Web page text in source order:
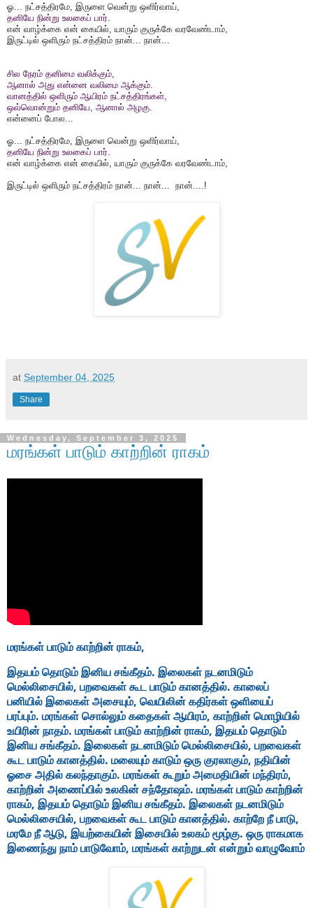
ஓ... நட்சத்திரமே, இருளை வென்று ஒளிர்வாய்,
தனியே நின்று உலகைப் பார்.
என் வாழ்க்கை என் கையில், யாரும் குருக்கே வரவேண்டாம்,
இருட்டில் ஒளிரும் நட்சத்திரம் நான்... நான்...
சில நேரம் தனிமை வலிக்கும்,
ஆனால் அது என்னை வலிமை ஆக்கும்.
வானத்தில் ஒளிரும் ஆயிரம் நட்சத்திரங்கள்,
ஒவ்வொன்றும் தனியே, ஆனால் அழகு.
என்னைப் போல...
ஓ... நட்சத்திரமே, இருளை வென்று ஒளிர்வாய்,
தனியே நின்று உலகைப் பார்.
என் வாழ்க்கை என் கையில், யாரும் குருக்கே வரவேண்டாம்,
இருட்டில் ஒளிரும் நட்சத்திரம் நான்... நான்... நான்....!
at September 04, 2025
Share
Wednesday, September 3, 2025
மரங்கள் பாடும் காற்றின் ராகம்
மரங்கள் பாடும் காற்றின் ராகம்,
இதயம் தொடும் இனிய சங்கீதம். இலைகள் நடனமிடும்
மெல்லிசையில், பறவைகள் கூட பாடும் கானத்தில். காலைப்
பனியில் இலைகள் அசையும், வெயிலின் கதிர்கள் ஒளியைப்
பரப்பும். மரங்கள் சொல்லும் கதைகள் ஆயிரம், காற்றின் மொழியில்
உயிரின் நாதம். மரங்கள் பாடும் காற்றின் ராகம், இதயம் தொடும்
இனிய சங்கீதம். இலைகள் நடனமிடும் மெல்லிசையில், பறவைகள்
கூட பாடும் கானத்தில். மலையும் காடும் ஒரு குரலாகும், நதியின்
ஓசை அதில் கலந்தாகும். மரங்கள் கூறும் அமைதியின் மந்திரம்,
காற்றின் அணைப்பில் உலகின் சந்தோஷம். மரங்கள் பாடும் காற்றின்
ராகம், இதயம் தொடும் இனிய சங்கீதம். இலைகள் நடனமிடும்
மெல்லிசையில், பறவைகள் கூட பாடும் கானத்தில். காற்றே நீ பாடு,
மரமே நீ ஆடு, இயற்கையின் இசையில் உலகம் மூழ்கு. ஒரு ராகமாக
இணைந்து நாம் பாடுவோம், மரங்கள் காற்றுடன் என்றும் வாழுவோம்